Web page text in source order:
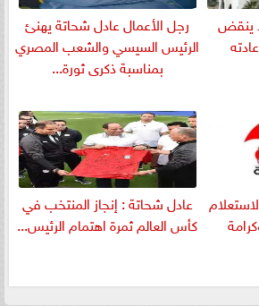
ينقض
رجل الأعمال عادل شحاتة يهنئ
الرئيس السيسي والشعب المصري
بمناسبة ذكرى ثورة...
عادل شحاتة : إنجاز المنتخب في
كأس العالم ثمرة اهتمام الرئيس...